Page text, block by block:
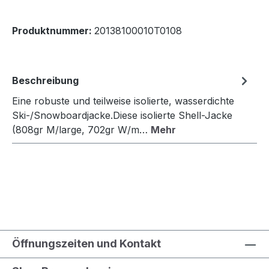
Produktnummer: 20138100010T0108
Beschreibung
Eine robuste und teilweise isolierte, wasserdichte
Ski-/Snowboardjacke.Diese isolierte Shell-Jacke
(808gr M/large, 702gr W/m… Mehr
Öffnungszeiten und Kontakt